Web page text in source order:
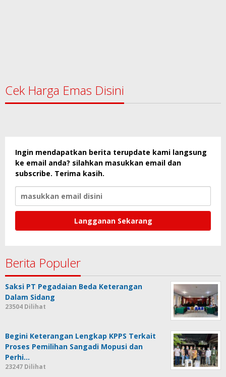
Cek Harga Emas Disini
Ingin mendapatkan berita terupdate kami langsung
ke email anda? silahkan masukkan email dan
subscribe. Terima kasih.
Berita Populer
Saksi PT Pegadaian Beda Keterangan
Dalam Sidang
23504 Dilihat
Begini Keterangan Lengkap KPPS Terkait
Proses Pemilihan Sangadi Mopusi dan
Perhi…
23247 Dilihat